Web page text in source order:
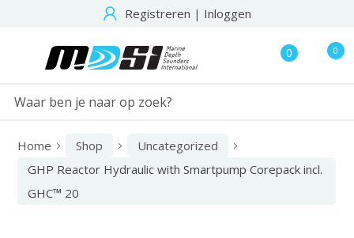
Registreren | Inloggen
0 0
Home Shop
Uncategorized
GHP Reactor Hydraulic with Smartpump Corepack incl.
GHC™ 20